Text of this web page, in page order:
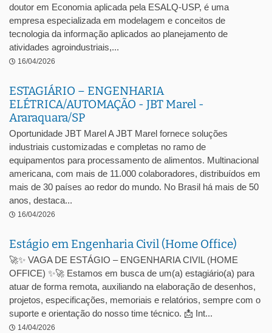
doutor em Economia aplicada pela ESALQ-USP, é uma
empresa especializada em modelagem e conceitos de
tecnologia da informação aplicados ao planejamento de
atividades agroindustriais,...
16/04/2026
ESTAGIÁRIO – ENGENHARIA
ELÉTRICA/AUTOMAÇÃO - JBT Marel -
Araraquara/SP
Oportunidade JBT Marel A JBT Marel fornece soluções
industriais customizadas e completas no ramo de
equipamentos para processamento de alimentos. Multinacional
americana, com mais de 11.000 colaboradores, distribuídos em
mais de 30 países ao redor do mundo. No Brasil há mais de 50
anos, destaca...
16/04/2026
Estágio em Engenharia Civil (Home Office)
🚀✨ VAGA DE ESTÁGIO – ENGENHARIA CIVIL (HOME
OFFICE) ✨🚀 Estamos em busca de um(a) estagiário(a) para
atuar de forma remota, auxiliando na elaboração de desenhos,
projetos, especificações, memoriais e relatórios, sempre com o
suporte e orientação do nosso time técnico. 📩 Int...
14/04/2026